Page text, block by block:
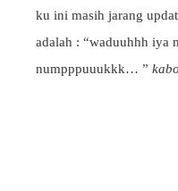
ku ini masih jarang
adalah : “waduuhhh iya
numpppuuukkk… ”